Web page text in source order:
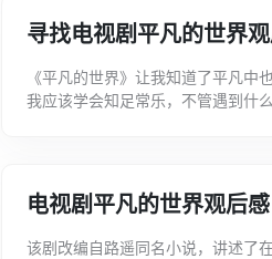
寻找电视剧平凡的世界
《平凡的世界》让我知道了平凡中
我应该学会知足常乐，不管遇到什
电视剧平凡的世界观后感
该剧改编自路遥同名小说，讲述了